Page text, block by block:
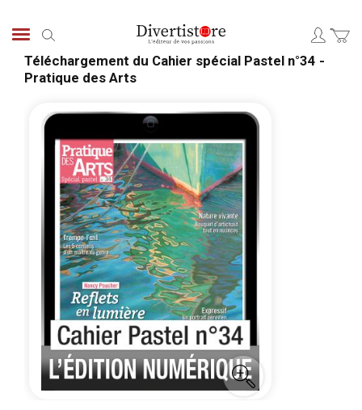
Téléchargement du Cahier spécial Pastel n°34 -
Pratique des Arts
d’images